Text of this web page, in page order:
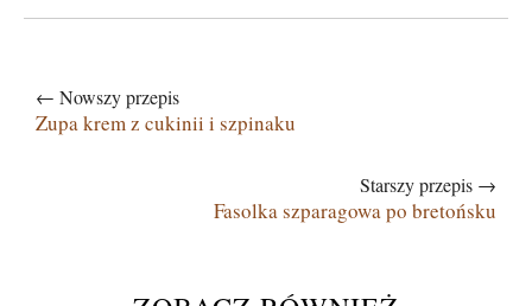
← Nowszy przepis
Zupa krem z cukinii i szpinaku
Starszy przepis →
Fasolka szparagowa po bretońsku